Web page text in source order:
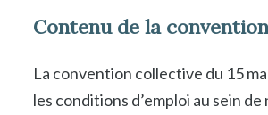
Contenu de la
La convention collective du 15
les conditions d’emploi au sein